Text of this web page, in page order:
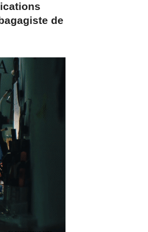
de